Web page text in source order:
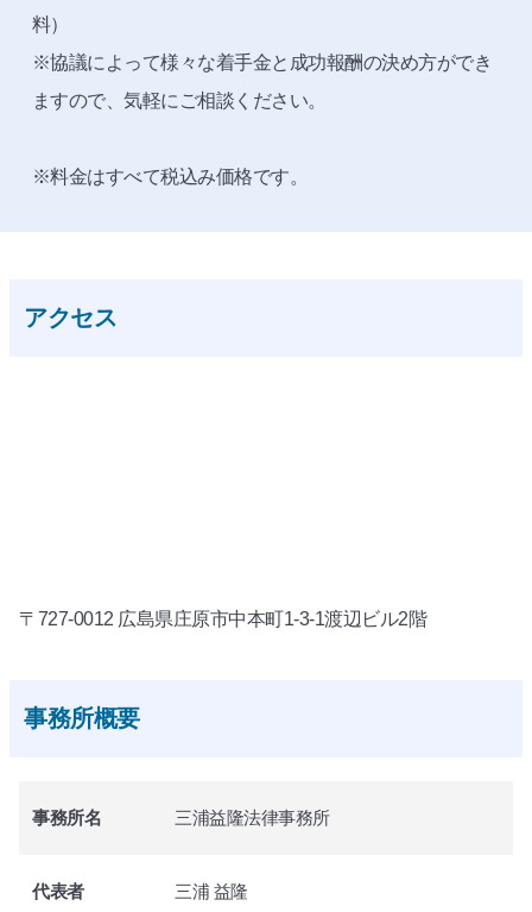
料）
※協議によって様々な着手金と成功報酬の決め方ができ
ますので、気軽にご相談ください。
※料金はすべて税込み価格です。
アクセス
〒727-0012 広島県庄原市中本町1-3-1渡辺ビル2階
事務所概要
事務所名 三浦益隆法律事務所
代表者 三浦 益隆